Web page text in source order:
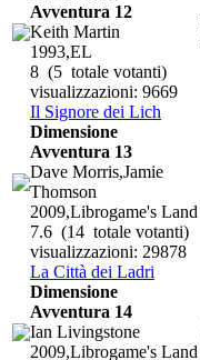
Avventura 12
Keith Martin
1993,EL
8 (5 totale votanti)
visualizzazioni: 9669
Il Signore dei Lich
Dimensione
Avventura 13
Dave Morris,Jamie
Thomson
2009,Librogame's Land
7.6 (14 totale votanti)
visualizzazioni: 29878
La Città dei Ladri
Dimensione
Avventura 14
Ian Livingstone
2009,Librogame's Land